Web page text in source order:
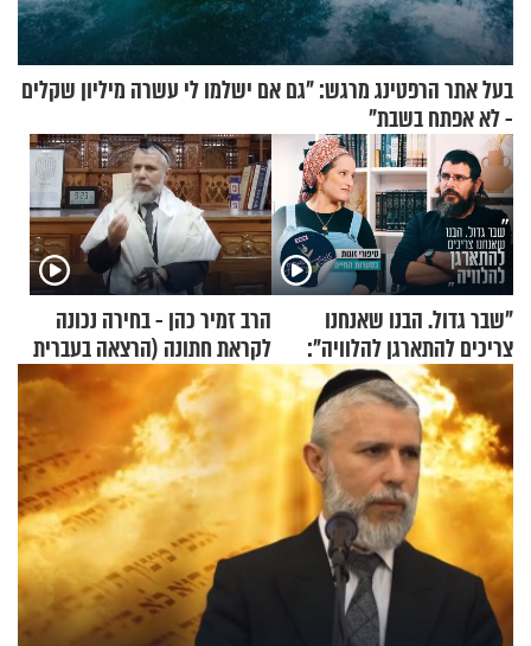
בעל אתר הרפטינג מרגש: "גם אם ישלמו לי עשרה מיליון שקלים
- לא אפתח בשבת"
"שבר גדול. הבנו שאנחנו
צריכים להתארגן להלוויה":
זוגיות במבחן, הפעם עם מרים
וגד דנינו
הרב זמיר כהן - בחירה נכונה
לקראת חתונה (הרצאה בעברית
+ צרפתית)